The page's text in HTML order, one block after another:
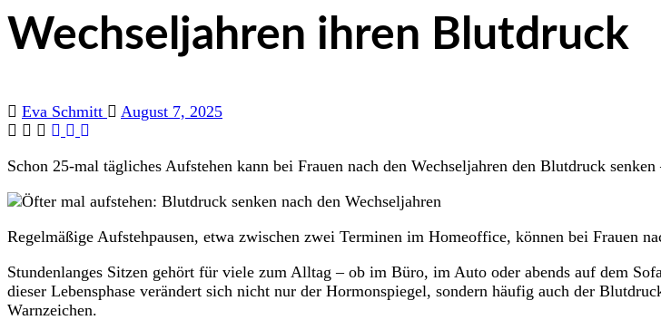
Wechseljahren ihren Blutdruck
Eva Schmitt August 7, 2025
Schon 25-mal tägliches Aufstehen kann bei Frauen nach den Wechseljahren den Blutdruck
Regelmäßige Aufstehpausen, etwa zwischen zwei Terminen im Homeoffice, können bei Frauen
Stundenlanges Sitzen gehört für viele zum Alltag – ob im Büro, im Auto oder abends auf dem
dieser Lebensphase verändert sich nicht nur der Hormonspiegel, sondern häufig auch der
Warnzeichen.